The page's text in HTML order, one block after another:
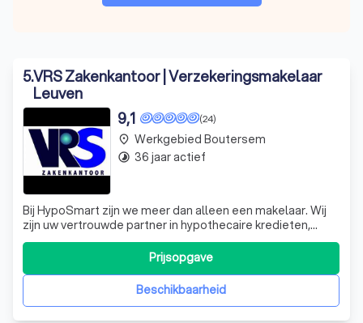
5.VRS Zakenkantoor | Verzekeringsmakelaar
Leuven
(24)
9,1
Bij HypoSmart zijn we meer dan alleen een makelaar. Wij
zijn uw vertrouwde partner in hypothecaire kredieten,
verzekeringen en financieel advies. Met onze uitgebreide
kennis en ervaring in de sector, bieden
Beschikbaarheid
Prijsopgave
place Werkgebied Boutersem
timelapse 36 jaar actief